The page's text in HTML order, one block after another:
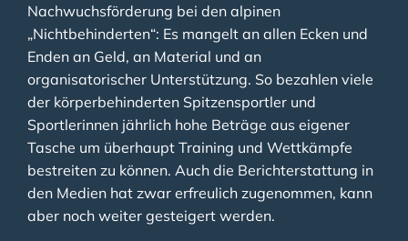
Nachwuchsförderung bei den alpinen
„Nichtbehinderten“: Es mangelt an allen Ecken und
Enden an Geld, an Material und an
organisatorischer Unterstützung. So bezahlen viele
der körperbehinderten Spitzensportler und
Sportlerinnen jährlich hohe Beträge aus eigener
Tasche um überhaupt Training und Wettkämpfe
bestreiten zu können. Auch die Berichterstattung in
den Medien hat zwar erfreulich zugenommen, kann
aber noch weiter gesteigert werden.